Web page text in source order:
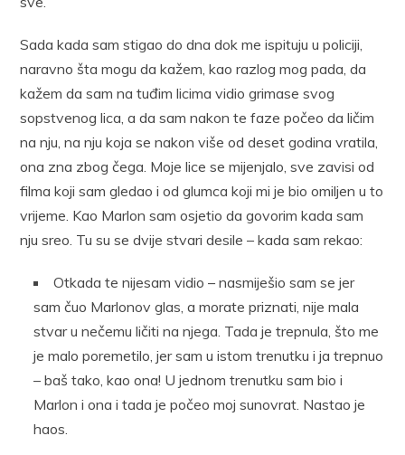
Sada kada sam stigao do dna dok me ispituju u policiji,
naravno šta mogu da kažem, kao razlog mog pada, da
kažem da sam na tuđim licima vidio grimase svog
sopstvenog lica, a da sam nakon te faze počeo da ličim
na nju, na nju koja se nakon više od deset godina vratila,
ona zna zbog čega. Moje lice se mijenjalo, sve zavisi od
filma koji sam gledao i od glumca koji mi je bio omiljen u to
vrijeme. Kao Marlon sam osjetio da govorim kada sam
nju sreo. Tu su se dvije stvari desile – kada sam rekao:
Otkada te nijesam vidio – nasmiješio sam se jer
sam čuo Marlonov glas, a morate priznati, nije mala
stvar u nečemu ličiti na njega. Tada je trepnula, što me
je malo poremetilo, jer sam u istom trenutku i ja trepnuo
– baš tako, kao ona! U jednom trenutku sam bio i
Marlon i ona i tada je počeo moj sunovrat. Nastao je
haos.